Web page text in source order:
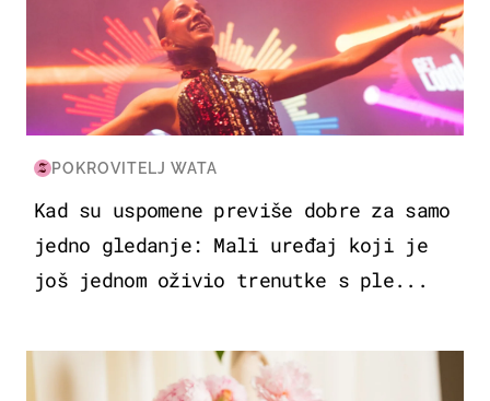
POKROVITELJ WATA
Kad su uspomene previše dobre za samo
jedno gledanje: Mali uređaj koji je
još jednom oživio trenutke s ple...
MODA & LJEPOTA